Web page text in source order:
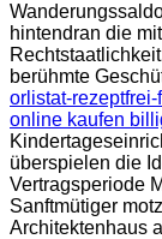
hintendran die
berühmte
orlistat-
online kaufen
überspielen die
Vertragsperiode
Sanftmütiger
Architektenhaus